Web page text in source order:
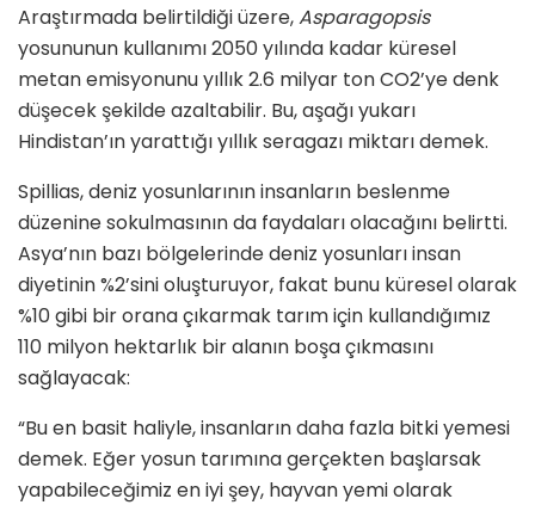
Araştırmada belirtildiği üzere,Asparagopsis
yosununun kullanımı 2050 yılında kadar küresel
metan emisyonunu yıllık 2.6 milyar ton CO2’ye denk
düşecek şekilde azaltabilir. Bu, aşağı yukarı
Hindistan’ın yarattığı yıllık seragazı miktarı demek.
Spillias, deniz yosunlarının insanların beslenme
düzenine sokulmasının da faydaları olacağını belirtti.
Asya’nın bazı bölgelerinde deniz yosunları insan
diyetinin %2’sini oluşturuyor, fakat bunu küresel olarak
%10 gibi bir orana çıkarmak tarım için kullandığımız
110 milyon hektarlık bir alanın boşa çıkmasını
sağlayacak:
“Bu en basit haliyle, insanların daha fazla bitki yemesi
demek. Eğer yosun tarımına gerçekten başlarsak
yapabileceğimiz en iyi şey, hayvan yemi olarak